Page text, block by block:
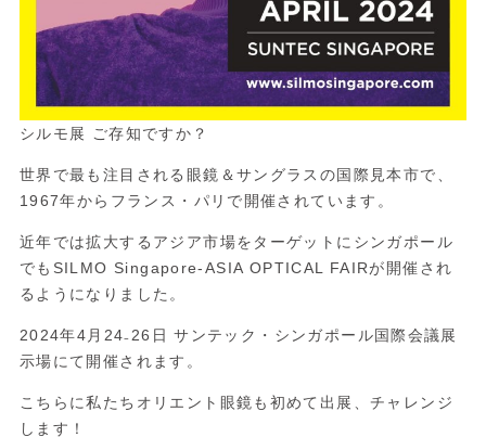
シルモ展 ご存知ですか？
世界で最も注目される眼鏡＆サングラスの国際見本市で、
1967年からフランス・パリで開催されています。
近年では拡大するアジア市場をターゲットにシンガポール
でも SILMO Singapore-ASIA OPTICAL FAIRが開催され
るようになりました。
2024年4月24₋26日 サンテック・シンガポール国際会議展
示場にて開催されます。
こちらに私たちオリエント眼鏡も初めて出展、チャレンジ
します！